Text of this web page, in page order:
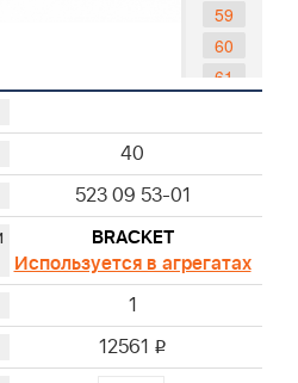
59
60
61
63
64
67
68
69
40
523 09 53-01
BRACKET
Используется в агрегатах
1
12561 i